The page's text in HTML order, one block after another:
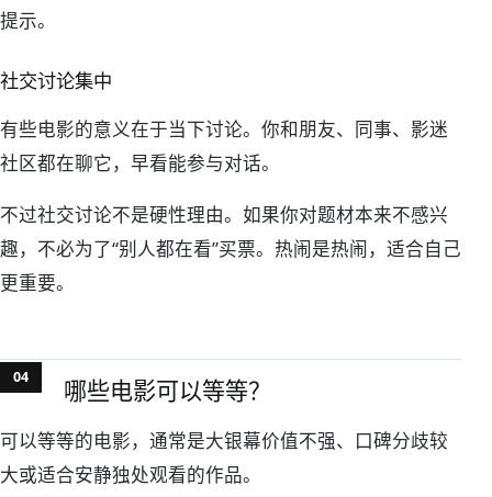
提示。
社交讨论集中
有些电影的意义在于当下讨论。你和朋友、同事、影迷
社区都在聊它，早看能参与对话。
不过社交讨论不是硬性理由。如果你对题材本来不感兴
趣，不必为了“别人都在看”买票。热闹是热闹，适合自己
更重要。
哪些电影可以等等？
可以等等的电影，通常是大银幕价值不强、口碑分歧较
大或适合安静独处观看的作品。